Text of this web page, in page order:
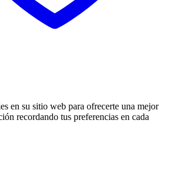
en su sitio web para ofrecerte una mejor
recordando tus preferencias en cada